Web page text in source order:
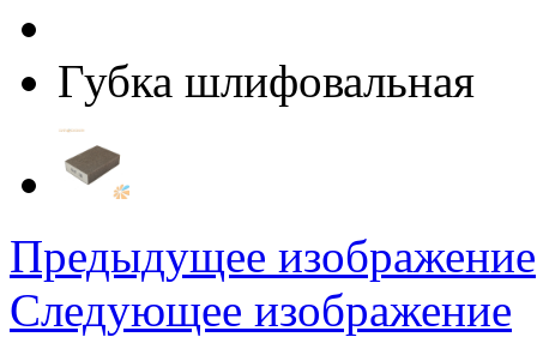
Губка шлифовальная
Предыдущее изображение
Следующее изображение